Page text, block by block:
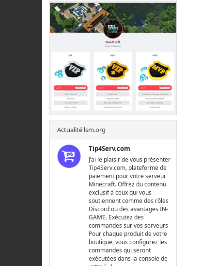
Actualité lsm.org
Tip4Serv.com
J’ai le plaisir de vous présenter
Tip4Serv.com, plateforme de
paiement pour votre serveur
Minecraft. Offrez du contenu
exclusif à ceux qui vous
soutiennent comme des rôles
Discord ou des avantages IN-
GAME. Exécutez des
commandes sur vos serveurs
Pour chaque produit de votre
boutique, vous configurez les
commandes qui seront
exécutées dans la console de